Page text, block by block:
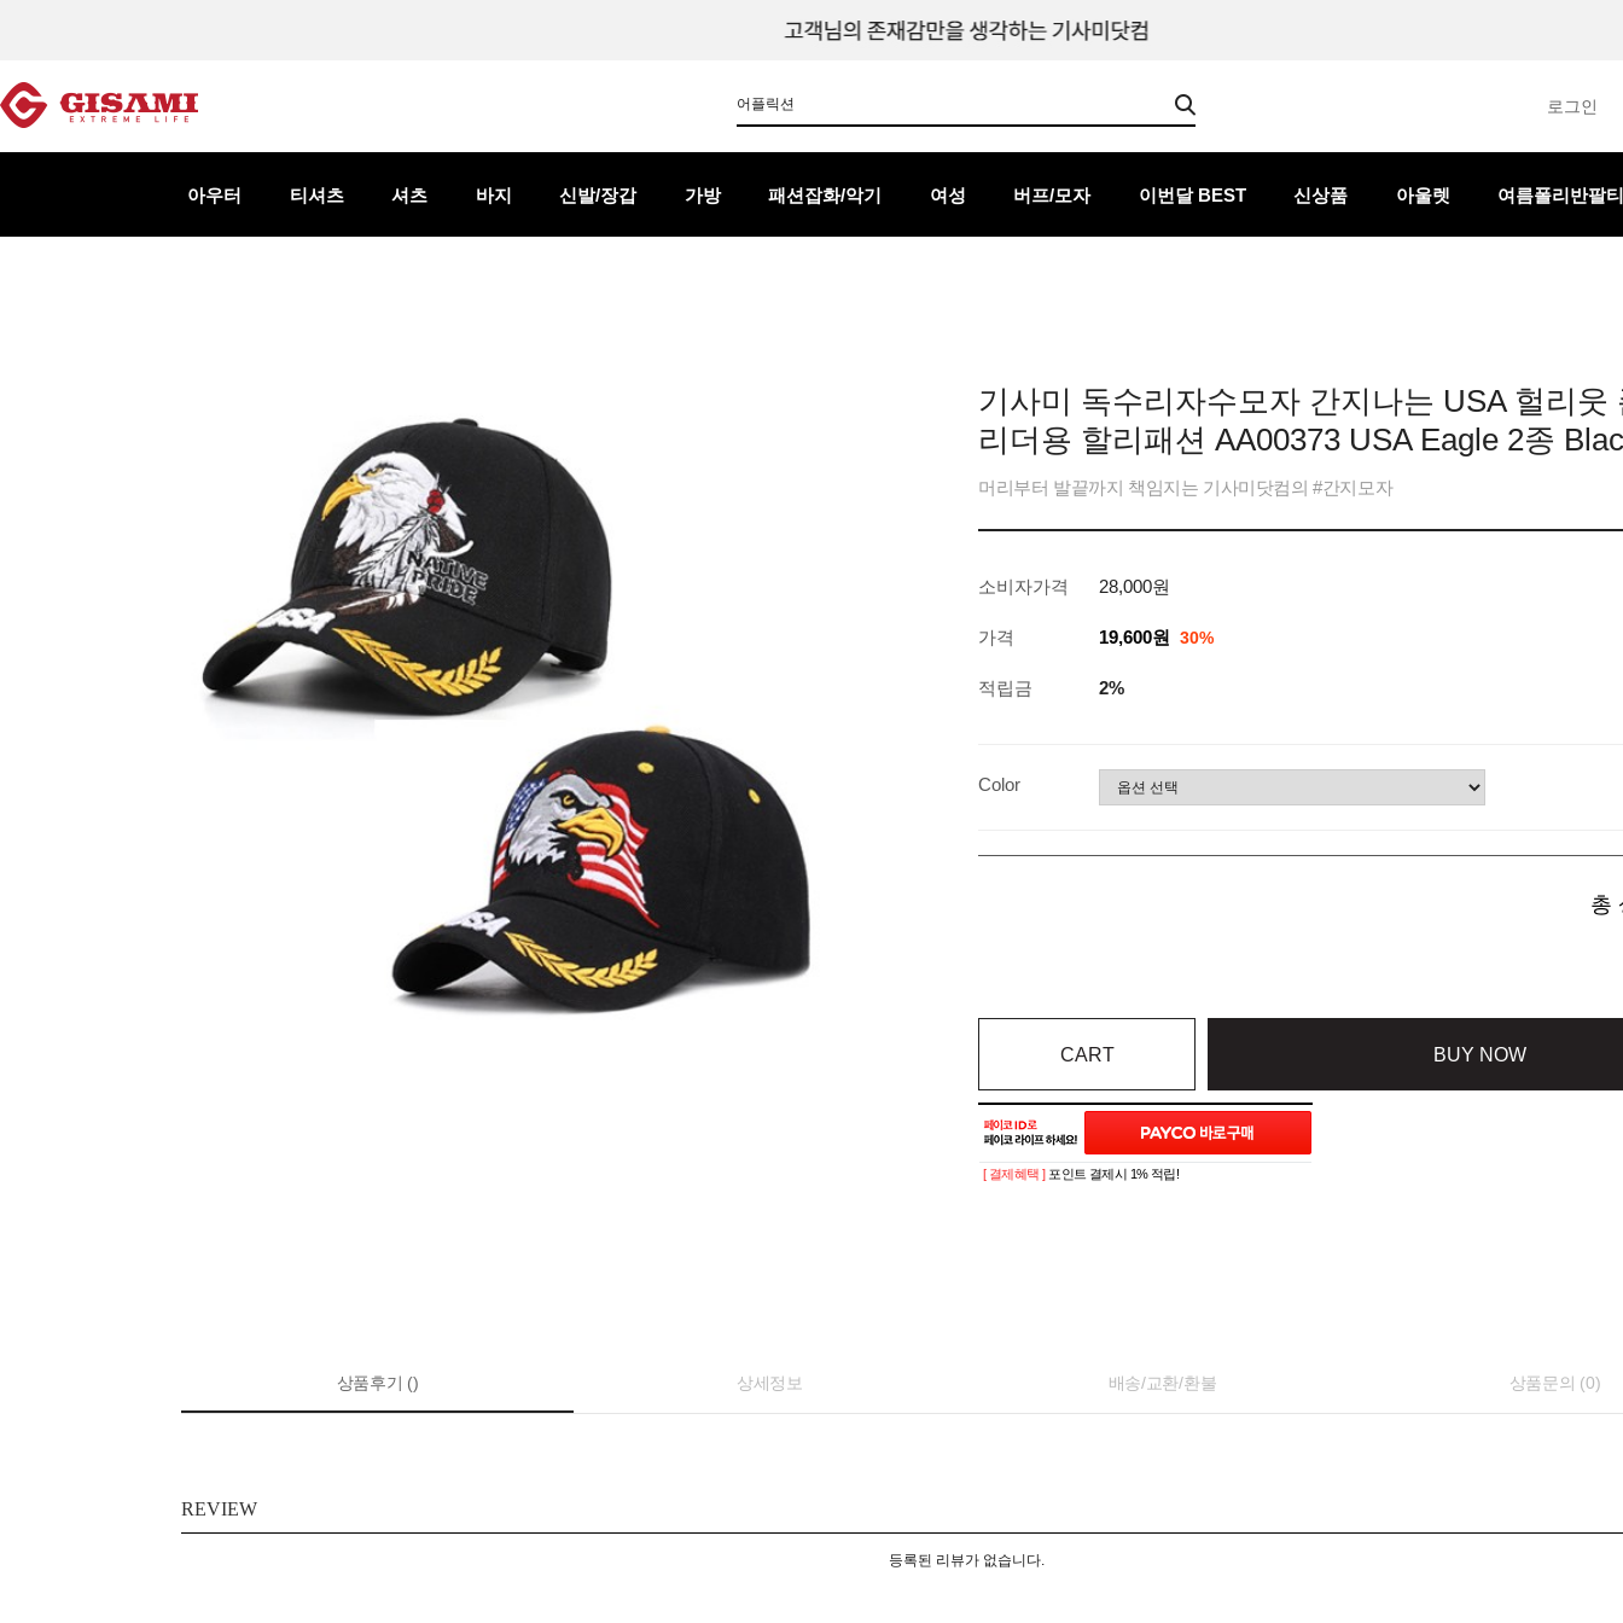
로그인
아우터 티셔츠 셔츠 바지 신발/장갑 가방 패션잡화/악기 여성 버프/모자 이번달 BEST 신상품 아울렛 여름폴리반팔
기사미 독수리자수모자 간지나는 USA 헐리웃
리더용 할리패션 AA00373 USA Eagle 2종
머리부터 발끝까지 책임지는 기사미닷컴의 #간지모자
소비자가격 28,000원
가격 19,600원 30%
적립금 2%
Color
총
CART BUY NOW
[ 결제혜택 ] 포인트 결제시 1% 적립!
상품후기 () 상세정보 배송/교환/환불 상품문의 (0)
REVIEW
등록된 리뷰가 없습니다.